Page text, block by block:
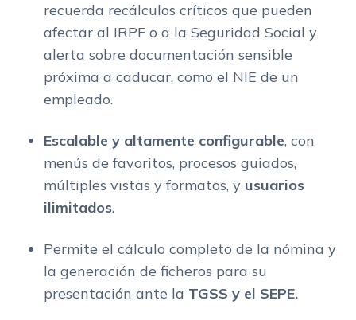
recuerda recálculos críticos que pueden
afectar al IRPF o a la Seguridad Social y
alerta sobre documentación sensible
próxima a caducar, como el NIE de un
empleado.
Escalable y altamente configurable, con
menús de favoritos, procesos guiados,
múltiples vistas y formatos, y usuarios
ilimitados.
Permite el cálculo completo de la nómina y
la generación de ficheros para su
presentación ante la TGSS y el SEPE.